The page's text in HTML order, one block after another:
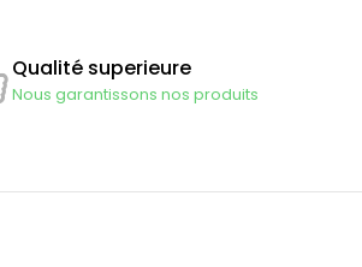
Qualité superieure
Nous garantissons nos produits